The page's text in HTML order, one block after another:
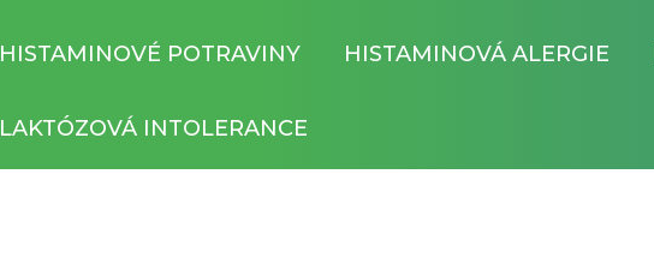
HISTAMINOVÉ POTRAVINY HISTAMINOVÁ ALERGIE
LAKTÓZOVÁ INTOLERANCE